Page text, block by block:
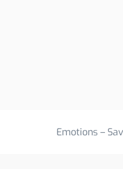
Emotions –